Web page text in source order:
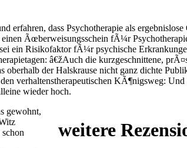
erfahren, dass Psychotherapie als
Ãœberweisungsschein fÃ¼r
ein Risikofaktor fÃ¼r psychische
â€žAuch die kurzgeschnittene,
oberhalb der Halskrause nicht ganz dichte
verhaltenstherapeutischen KÃ¶nigsweg:
wieder hoch.
weitere
gewohnt,